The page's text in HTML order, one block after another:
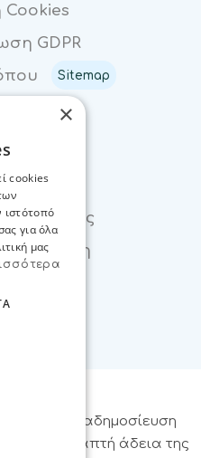
Cookies
GDPR
Sitemap
στο χάρτη
η αναδημοσίευση
τη γραπτή άδεια της
×
cookies
ιστότοπό
για όλα
μας